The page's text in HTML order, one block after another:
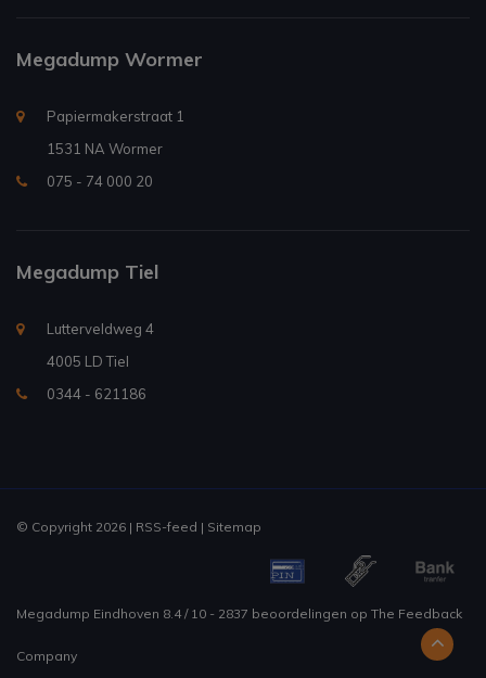
Megadump Wormer
Papiermakerstraat 1
1531 NA Wormer
075 - 74 000 20
Megadump Tiel
Lutterveldweg 4
4005 LD Tiel
0344 - 621186
© Copyright 2026 | RSS-feed | Sitemap
Megadump Eindhoven 8.4/ 10 - 2837 beoordelingen op The Feedback
Company